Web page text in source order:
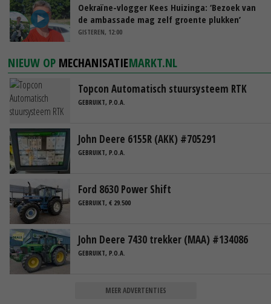
Oekraïne-vlogger Kees Huizinga: ‘Bezoek van
de ambassade mag zelf groente plukken’
GISTEREN, 12:00
NIEUW OP MECHANISATIEMARKT.NL
Topcon Automatisch stuursysteem RTK
GEBRUIKT, P.O.A.
John Deere 6155R (AKK) #705291
GEBRUIKT, P.O.A.
Ford 8630 Power Shift
GEBRUIKT, € 29.500
John Deere 7430 trekker (MAA) #134086
GEBRUIKT, P.O.A.
MEER ADVERTENTIES